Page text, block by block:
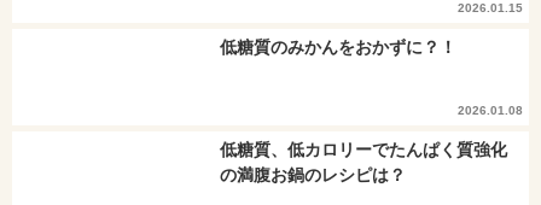
2026.01.15
低糖質のみかんをおかずに？！
2026.01.08
低糖質、低カロリーでたんぱく質強化
の満腹お鍋のレシピは？